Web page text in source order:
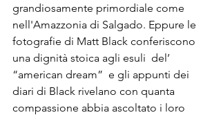
grandiosamente primordiale come
nell'Amazzonia di Salgado. Eppure le
fotografie di Matt Black conferiscono
una dignità stoica agli esuli  del’
“american dream”  e gli appunti dei
diari di Black rivelano con quanta
compassione abbia ascoltato i loro